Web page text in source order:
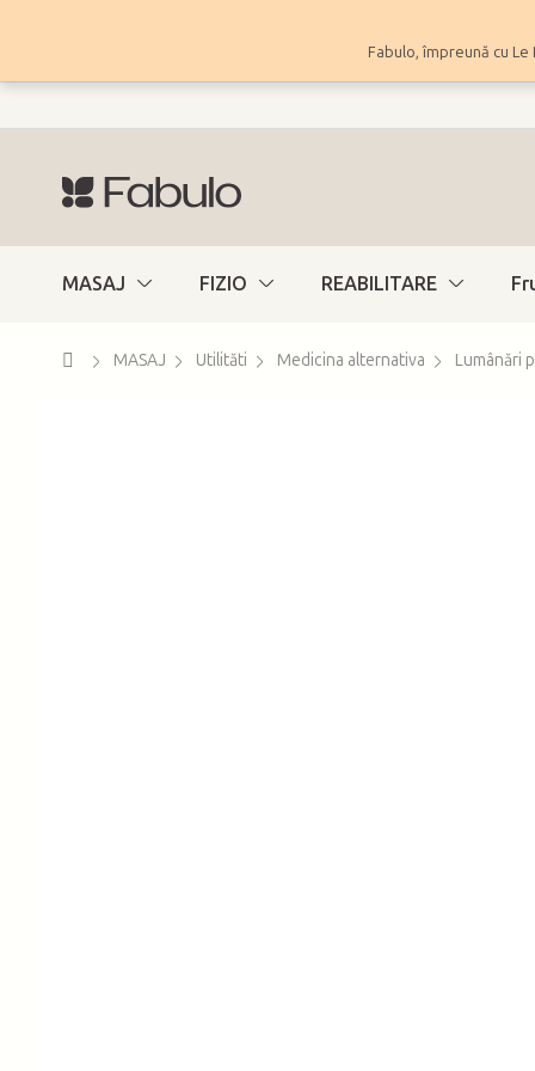
Fabulo, împreună cu
MASAJ FIZIO REABILITARE
AcasăMASAJ Utilităti Medicina alternativa Lumânări